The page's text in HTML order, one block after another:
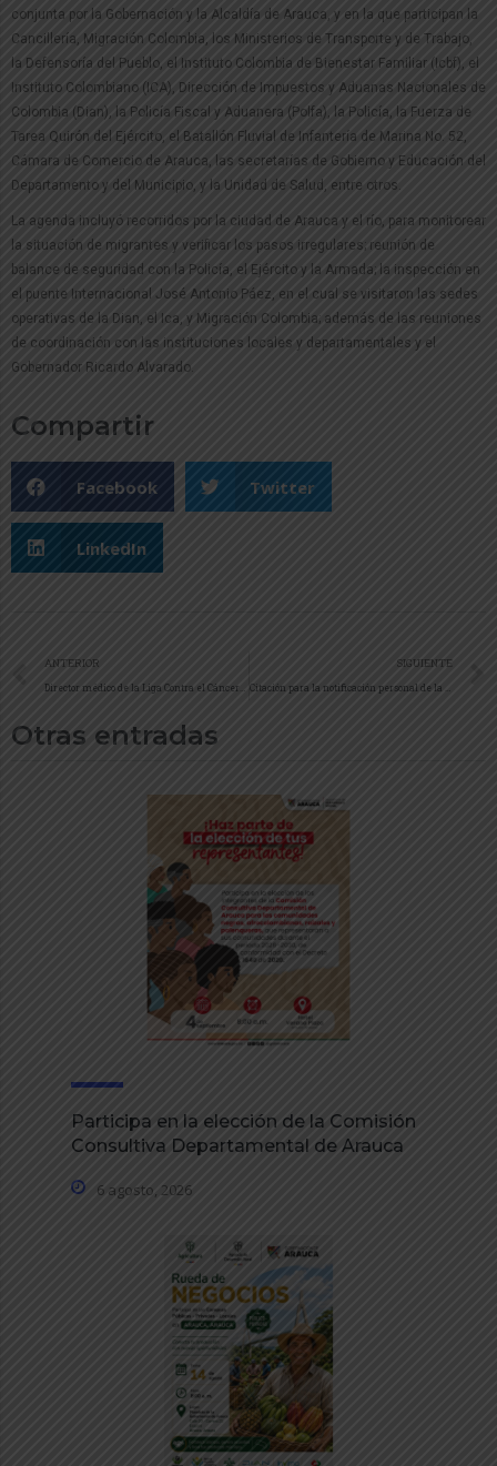
conjunta por la Gobernación y la Alcaldía de Arauca, y en la que participan la
Cancillería, Migración Colombia, los Ministerios de Transporte y de Trabajo,
la Defensoría del Pueblo, el Instituto Colombia de Bienestar Familiar (Icbf), el
Instituto Colombiano (ICA), Dirección de Impuestos y Aduanas Nacionales de
Colombia (Dian), la Policía Fiscal y Aduanera (Polfa), la Policía, la Fuerza de
Tarea Quirón del Ejército, el Batallón Fluvial de Infantería de Marina No. 52,
Cámara de Comercio de Arauca, las secretarías de Gobierno y Educación del
Departamento y del Municipio, y la Unidad de Salud, entre otros.
La agenda incluyó recorridos por la ciudad de Arauca y el río, para monitorear
la situación de migrantes y verificar los pasos irregulares; reunión de
balance de seguridad con la Policía, el Ejército y la Armada; la inspección en
el puente Internacional José Antonio Páez, en el cual se visitaron las sedes
operativas de la Dian, el Ica, y Migración Colombia; además de las reuniones
de coordinación con las instituciones locales y departamentales y el
Gobernador Ricardo Alvarado.
Compartir
Facebook Twitter
LinkedIn
ANTERIOR SIGUIENTE
Otras entradas
Participa en la elección de la Comisión
Consultiva Departamental de Arauca
6 agosto, 2026